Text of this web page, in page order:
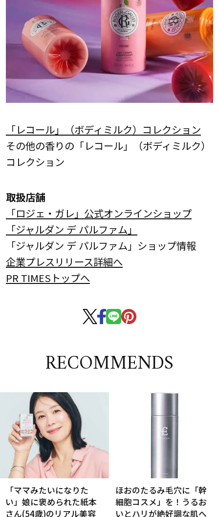
「レコール」（ボディミルク）コレクション
その他の香りの「レコール」（ボディミルク）
コレクション
取扱店舗
「ロジェ・ガレ」公式オンラインショップ
「ジャルダン デ パルファム」
「ジャルダン デ パルファム」ショップ情報
企業プレスリリース詳細へ
PR TIMESトップへ
RECOMMENDS
「ママみたいになりた
い」娘に褒められた紙本
さん(54歳)のリアル美容
ほおのたるみ毛穴に「幹
細胞コスメ」を！うるお
いとハリが絶好調な肌へ